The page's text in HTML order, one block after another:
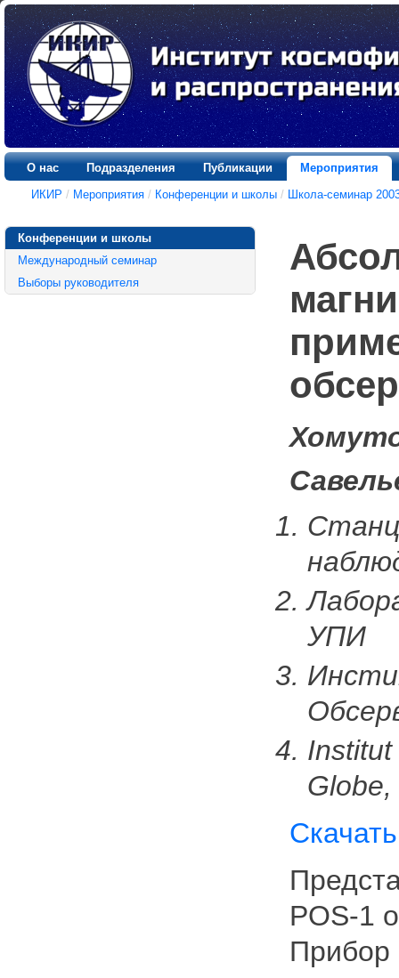
О нас Подразделения Публикации
Мероприятия
ИКИР / Мероприятия / Конференции и школы / Школа-семинар
Конференции и школы
Международный семинар
Выборы руководителя
УПИ
POS-1
Прибор